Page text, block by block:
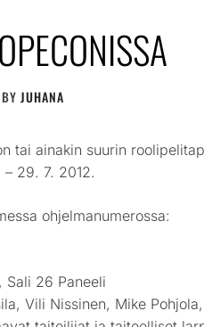
BY JUHANA
tai ainakin suurin
29. 7. 2012.
ohjelmanumerossa:
Sali 26 Paneeli
Vili Nissinen, Mike